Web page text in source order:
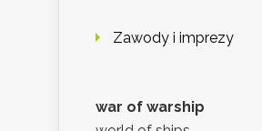
Zawody i imprezy
war of warship